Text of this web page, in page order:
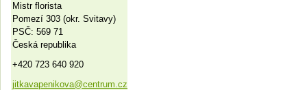
Mistr florista
Pomezí 303 (okr. Svitavy)
PSČ: 569 71
Česká republika
+420 723 640 920
jitkavapenikova@centrum.cz